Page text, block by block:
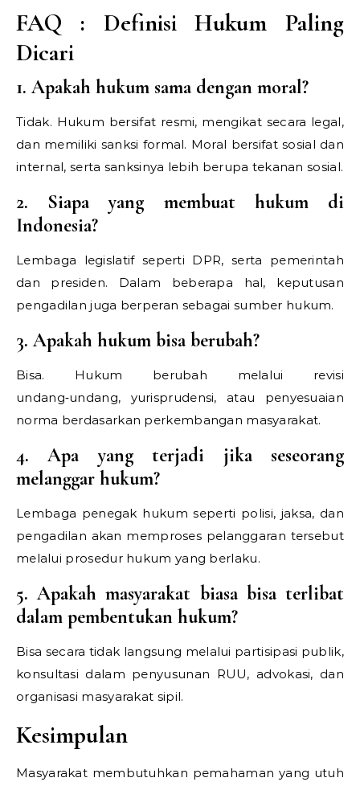
FAQ : Definisi Hukum Paling
Dicari
1. Apakah hukum sama dengan moral?
Tidak. Hukum bersifat resmi, mengikat secara legal,
dan memiliki sanksi formal. Moral bersifat sosial dan
internal, serta sanksinya lebih berupa tekanan sosial.
2. Siapa yang membuat hukum di
Indonesia?
Lembaga legislatif seperti DPR, serta pemerintah
dan presiden. Dalam beberapa hal, keputusan
pengadilan juga berperan sebagai sumber hukum.
3. Apakah hukum bisa berubah?
Bisa. Hukum berubah melalui revisi
undang‑undang, yurisprudensi, atau penyesuaian
norma berdasarkan perkembangan masyarakat.
4. Apa yang terjadi jika seseorang
melanggar hukum?
Lembaga penegak hukum seperti polisi, jaksa, dan
pengadilan akan memproses pelanggaran tersebut
melalui prosedur hukum yang berlaku.
5. Apakah masyarakat biasa bisa terlibat
dalam pembentukan hukum?
Bisa secara tidak langsung melalui partisipasi publik,
konsultasi dalam penyusunan RUU, advokasi, dan
organisasi masyarakat sipil.
Kesimpulan
Masyarakat membutuhkan pemahaman yang utuh